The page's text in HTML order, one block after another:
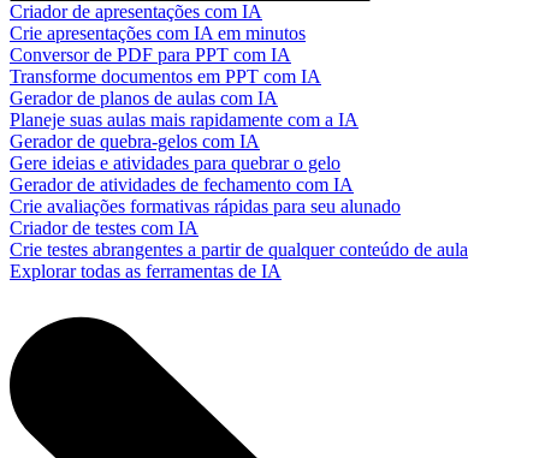
Criador de apresentações com IA
Crie apresentações com IA em minutos
Conversor de PDF para PPT com IA
Transforme documentos em PPT com IA
Gerador de planos de aulas com IA
Planeje suas aulas mais rapidamente com a IA
Gerador de quebra-gelos com IA
Gere ideias e atividades para quebrar o gelo
Gerador de atividades de fechamento com IA
Crie avaliações formativas rápidas para seu alunado
Criador de testes com IA
Crie testes abrangentes a partir de qualquer conteúdo de aula
Explorar todas as ferramentas de IA